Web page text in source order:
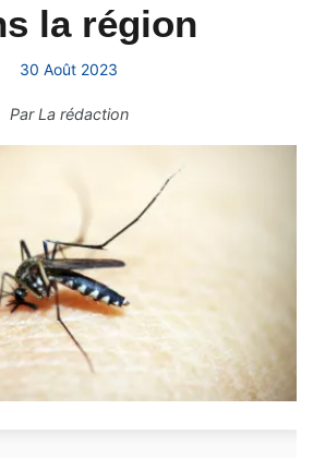
la région
30 Août 2023
ParLa rédaction